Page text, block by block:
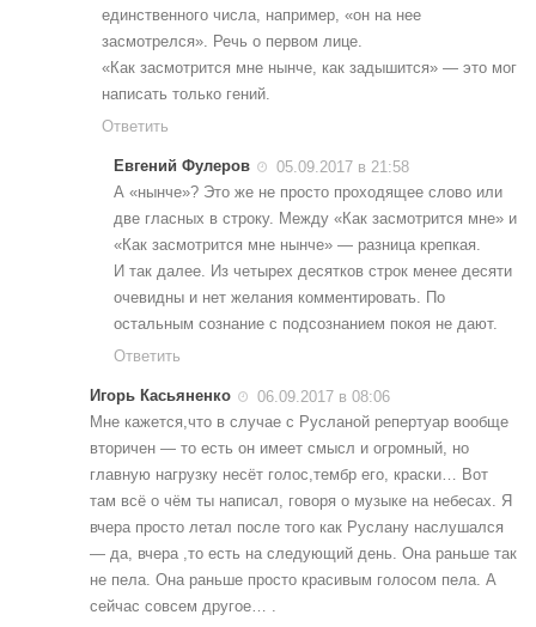
единственного числа, например, «он на нее
засмотрелся». Речь о первом лице.
«Как засмотрится мне нынче, как задышится» — это мог
написать только гений.
Ответить
Евгений Фулеров
05.09.2017 в 21:58
А «нынче»? Это же не просто проходящее слово или
две гласных в строку. Между «Как засмотрится мне» и
«Как засмотрится мне нынче» — разница крепкая.
И так далее. Из четырех десятков строк менее десяти
очевидны и нет желания комментировать. По
остальным сознание с подсознанием покоя не дают.
Ответить
Игорь Касьяненко
06.09.2017 в 08:06
Мне кажется,что в случае с Русланой репертуар вообще
вторичен — то есть он имеет смысл и огромный, но
главную нагрузку несёт голос,тембр его, краски… Вот
там всё о чём ты написал, говоря о музыке на небесах. Я
вчера просто летал после того как Руслану наслушался
— да, вчера ,то есть на следующий день. Она раньше так
не пела. Она раньше просто красивым голосом пела. А
сейчас совсем другое… .